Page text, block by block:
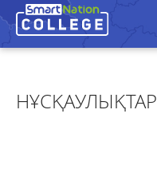
НҰСҚАУЛЫҚТАР